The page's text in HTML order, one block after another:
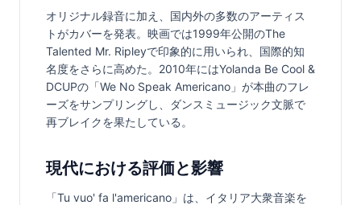
オリジナル録音に加え、国内外の多数のアーティス
トがカバーを発表。映画では1999年公開のThe
Talented Mr. Ripleyで印象的に用いられ、国際的知
名度をさらに高めた。2010年にはYolanda Be Cool &
DCUPの「We No Speak Americano」が本曲のフレ
ーズをサンプリングし、ダンスミュージック文脈で
再ブレイクを果たしている。
現代における評価と影響
「Tu vuo' fa l'americano」は、イタリア大衆音楽を